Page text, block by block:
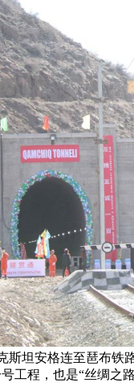
斯坦安格连至琶布
工程，也是“丝绸之